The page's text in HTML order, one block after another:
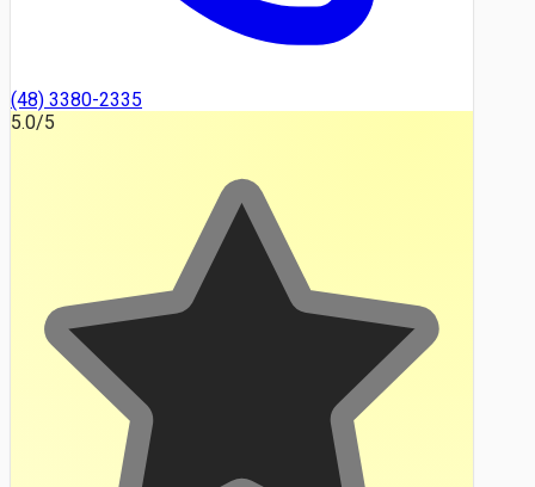
(48) 3380-2335
5.0/5